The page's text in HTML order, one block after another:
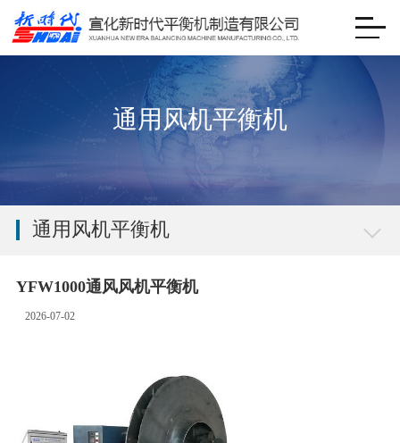
通用风机平衡机
通用风机平衡机
YFW1000通风风机平衡机
2026-07-02